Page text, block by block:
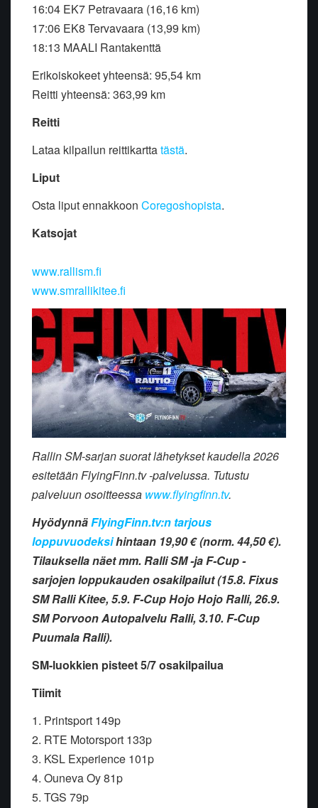
16:04 EK7 Petravaara (16,16 km)
17:06 EK8 Tervavaara (13,99 km)
18:13 MAALI Rantakenttä
Erikoiskokeet yhteensä: 95,54 km
Reitti yhteensä: 363,99 km
Reitti
Lataa kilpailun reittikarttatästä.
Liput
Osta liput ennakkoon Coregoshopista.
Katsojat
www.rallism.fi
www.smrallikitee.fi
Rallin SM-sarjan suorat lähetykset kaudella 2026
esitetään FlyingFinn.tv -palvelussa. Tutustu
palveluun osoitteessa www.flyingfinn.tv.
HyödynnäFlyingFinn.tv:n tarjous
loppuvuodeksihintaan 19,90 € (norm. 44,50 €).
Tilauksella näet mm. Ralli SM -ja F-Cup -
sarjojen loppukauden osakilpailut (15.8. Fixus
SM Ralli Kitee, 5.9. F-Cup Hojo Hojo Ralli, 26.9.
SM Porvoon Autopalvelu Ralli, 3.10. F-Cup
Puumala Ralli).
SM-luokkien pisteet 5/7 osakilpailua
Tiimit
1. Printsport 149p
2. RTE Motorsport 133p
3. KSL Experience 101p
4. Ouneva Oy 81p
5. TGS 79p